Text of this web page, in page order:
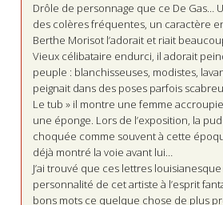
Drôle de personnage que ce De Gas…
des colères fréquentes, un caractère
Berthe Morisot l’adorait et riait
Vieux célibataire endurci, il adorait
peuple : blanchisseuses, modistes,
peignait dans des poses parfois
Le tub » il montre une femme
une éponge. Lors de l’exposition, la
choquée comme souvent à cette
déjà montré la voie avant lui…
J’ai trouvé que ces lettres
personnalité de cet artiste à l’esprit
bons mots ce quelque chose de plus